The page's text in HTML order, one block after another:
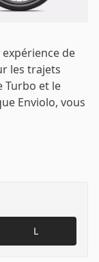
expérience de
les trajets
Turbo et le
Enviolo, vous
L